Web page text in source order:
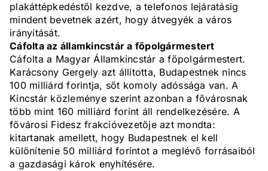
plakáttépkedéstől kezdve, a telefonos lejáratásig
mindent bevetnek azért, hogy átvegyék a város
irányítását.
Cáfolta az államkincstár a főpolgármestert
Cáfolta a Magyar Államkincstár a főpolgármestert.
Karácsony Gergely azt állította, Budapestnek nincs
100 milliárd forintja, sőt komoly adóssága van. A
Kincstár közleménye szerint azonban a fővárosnak
több mint 160 milliárd forint áll rendelkezésére. A
fővárosi Fidesz frakcióvezetője azt mondta:
kitartanak amellett, hogy Budapestnek el kell
különítenie 50 milliárd forintot a meglévő forrásaiból
a gazdasági károk enyhítésére.